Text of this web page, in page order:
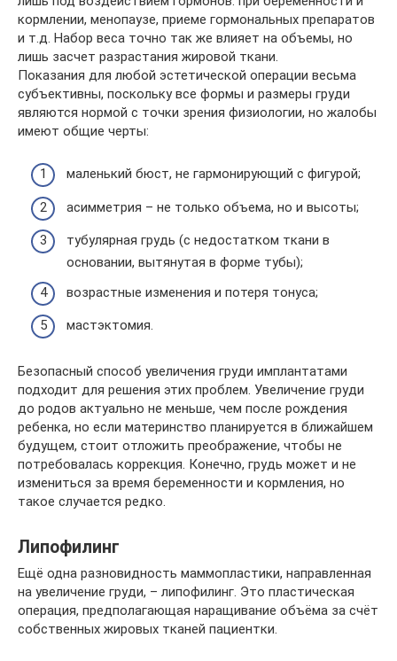
кормлении, менопаузе, приеме гормональных препаратов
и т.д. Набор веса точно так же влияет на объемы, но
лишь засчет разрастания жировой ткани.
Показания для любой эстетической операции весьма
субъективны, поскольку все формы и размеры груди
являются нормой с точки зрения физиологии, но жалобы
имеют общие черты:
маленький бюст, не гармонирующий с фигурой;
асимметрия – не только объема, но и высоты;
тубулярная грудь (с недостатком ткани в
основании, вытянутая в форме тубы);
возрастные изменения и потеря тонуса;
мастэктомия.
Безопасный способ увеличения груди имплантатами
подходит для решения этих проблем. Увеличение груди
до родов актуально не меньше, чем после рождения
ребенка, но если материнство планируется в ближайшем
будущем, стоит отложить преображение, чтобы не
потребовалась коррекция. Конечно, грудь может и не
измениться за время беременности и кормления, но
такое случается редко.
Липофилинг
Ещё одна разновидность маммопластики, направленная
на увеличение груди, – липофилинг. Это пластическая
операция, предполагающая наращивание объёма за счёт
собственных жировых тканей пациентки.